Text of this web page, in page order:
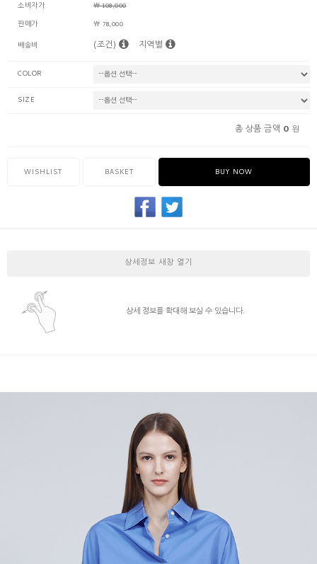
소비자가
￦ 108,000
판매가
￦ 78,000
배송비
(조건) 지역별
COLOR
SIZE
총 상품 금액 0 원
WISHLIST BASKET BUY NOW
상세정보 새창 열기
상세 정보를 확대해 보실 수 있습니다.